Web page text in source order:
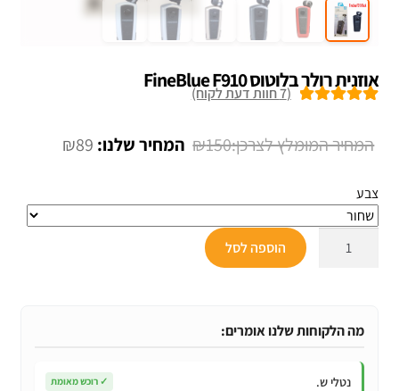
אוזנית רולר בלוטוס FineBlue F910
(
7חוות דעת לקוח)
₪150
המחיר
היה:
₪150.
₪89 המחיר
הוא:
₪89.
צבע
בלוטוס
F910
הוספה לסל
מה הלקוחות שלנו אומרים:
נטלי ש. ✓ רוכש מאומת